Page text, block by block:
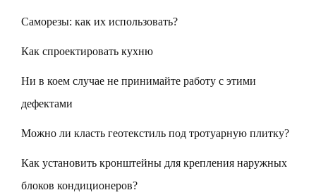
Саморезы: как их использовать?
Как спроектировать кухню
Ни в коем случае не принимайте работу с этими
дефектами
Можно ли класть геотекстиль под тротуарную плитку?
Как установить кронштейны для крепления наружных
блоков кондиционеров?